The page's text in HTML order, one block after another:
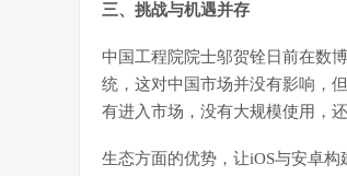
三、挑战与机遇并存
中国工程院院士邬贺铨日前在数
统，这对中国市场并没有影响，
有进入市场，没有大规模使用，还
生态方面的优势，让iOS与安卓